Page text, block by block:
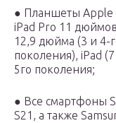
● Планшеты Apple
iPad Pro 11
12,9 дюйма (3 и 4-
поколения), iPad
5го поколения;
● Все смартфоны
S21, а также